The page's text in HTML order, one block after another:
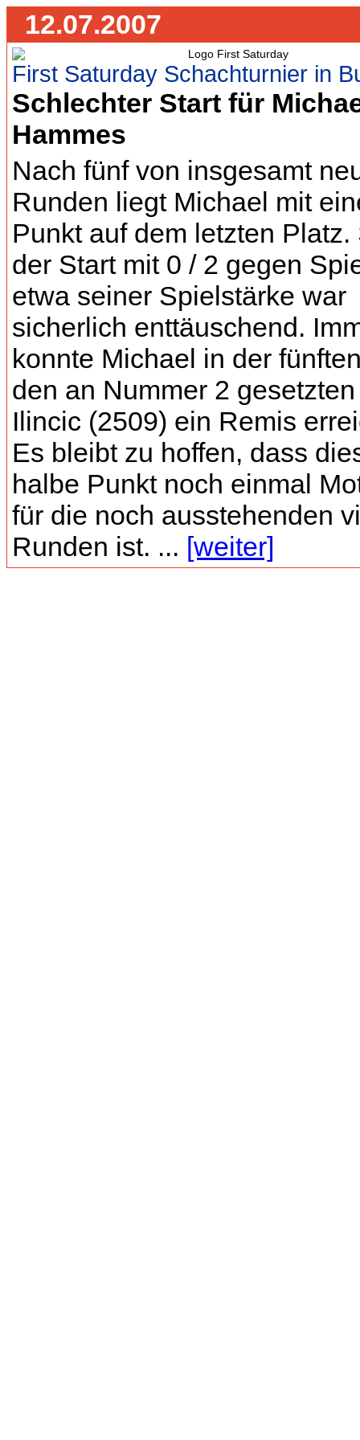
12.07.2007
First Saturday Schachturnier in
Schlechter Start für
Hammes
Nach fünf von insgesamt
Runden liegt Michael mit
Punkt auf dem letzten Platz.
der Start mit 0 / 2 gegen
etwa seiner Spielstärke war
sicherlich enttäuschend.
konnte Michael in der
den an Nummer 2
Ilincic (2509) ein Remis
Es bleibt zu hoffen, dass
halbe Punkt noch einmal
für die noch ausstehenden
Runden ist. ... [weiter]